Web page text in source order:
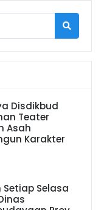
Disdikbud
Teater
Asah
Karakter
Setiap Selasa